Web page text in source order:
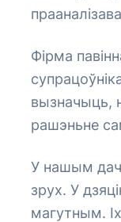
Фірма
вызначыць,
рашэньне
У нашым
зрух. У
магутным.